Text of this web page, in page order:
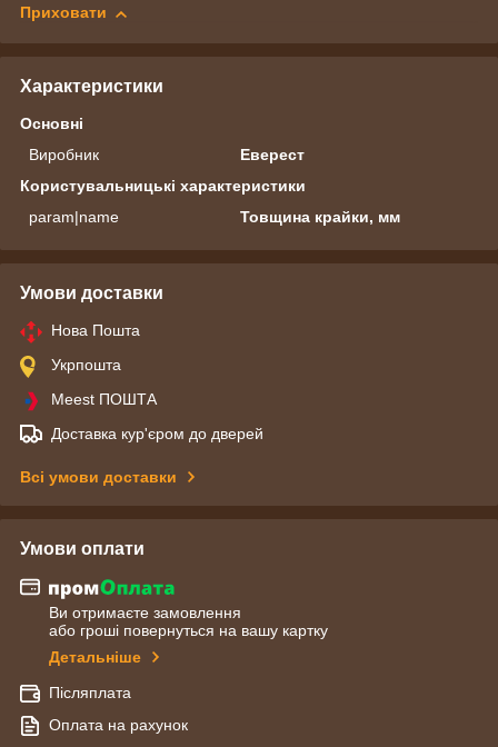
Приховати
Характеристики
Основні
Виробник
Еверест
Користувальницькі характеристики
param|name
Товщина крайки, мм
Умови доставки
Нова Пошта
Укрпошта
Meest ПОШТА
Доставка кур'єром до дверей
Всі умови доставки
Умови оплати
Ви отримаєте замовлення
або гроші повернуться на вашу картку
Детальніше
Післяплата
Оплата на рахунок